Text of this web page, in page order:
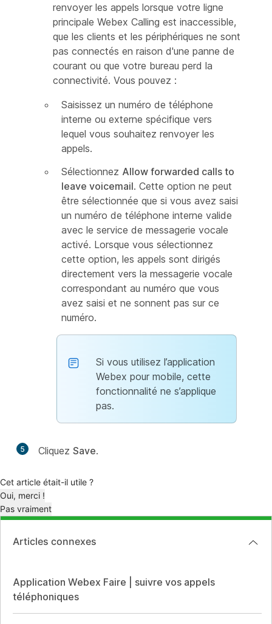
renvoyer les appels lorsque votre ligne
principale Webex Calling est inaccessible,
que les clients et les périphériques ne sont
pas connectés en raison d'une panne de
courant ou que votre bureau perd la
connectivité. Vous pouvez :
Saisissez un numéro de téléphone
interne ou externe spécifique vers
lequel vous souhaitez renvoyer les
appels.
Sélectionnez Allow forwarded calls to
leave voicemail. Cette option ne peut
être sélectionnée que si vous avez saisi
un numéro de téléphone interne valide
avec le service de messagerie vocale
activé. Lorsque vous sélectionnez
cette option, les appels sont dirigés
directement vers la messagerie vocale
correspondant au numéro que vous
avez saisi et ne sonnent pas sur ce
numéro.
Si vous utilisez l’application
Webex pour mobile, cette
fonctionnalité ne s’applique
pas.
5 Cliquez Save.
Cet article était-il utile ?
Oui, merci !
Pas vraiment
Articles connexes
Application Webex Faire | suivre vos appels
téléphoniques